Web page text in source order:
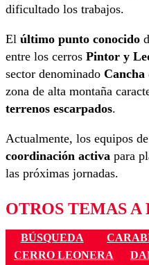
dificultado los trabajos.
El último punto conocido
entre los cerros Pintor y
sector denominado Cancha
zona de alta montaña
terrenos escarpados.
Actualmente, los equipos
coordinación activa para
las próximas jornadas.
OTROS TEMAS A
BÚSQUEDA
CERRO LEONERA